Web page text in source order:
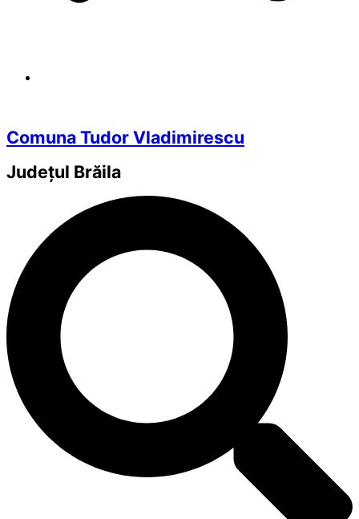
Comuna Tudor Vladimirescu
Județul Brăila